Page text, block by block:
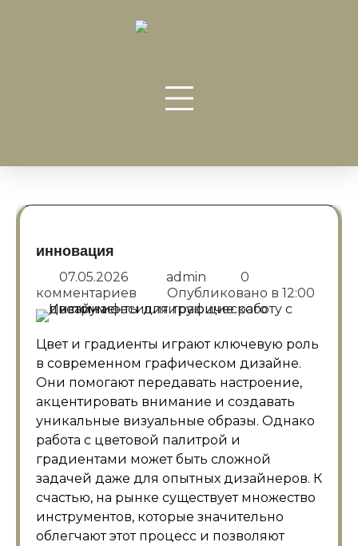
инновация
07.05.2026 admin
0
комментариев
Опубликовано в 12:00
Цвет и градиенты играют ключевую роль
в современном графическом дизайне.
Они помогают передавать настроение,
акцентировать внимание и создавать
уникальные визуальные образы. Однако
работа с цветовой палитрой и
градиентами может быть сложной
задачей даже для опытных дизайнеров. К
счастью, на рынке существует множество
инструментов, которые значительно
облегчают этот процесс и позволяют